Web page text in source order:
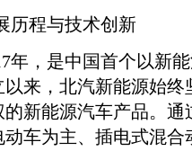
历程与技术创新
年，是中国首个以新
来，北汽新能源始
新能源汽车产品。通
车为主、插电式混